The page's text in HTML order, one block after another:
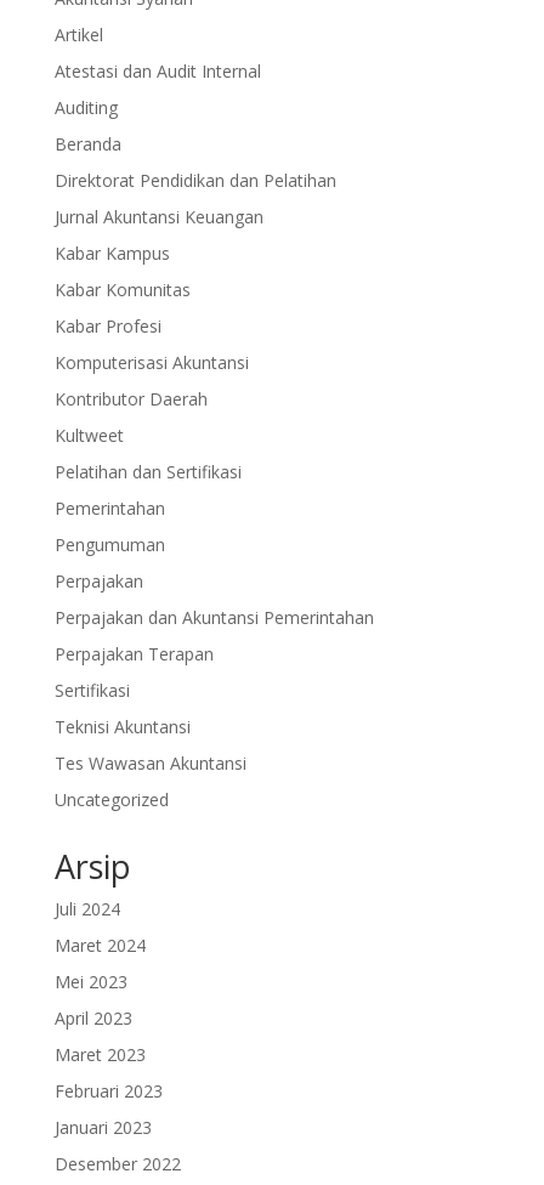
Artikel
Atestasi dan Audit Internal
Auditing
Beranda
Direktorat Pendidikan dan Pelatihan
Jurnal Akuntansi Keuangan
Kabar Kampus
Kabar Komunitas
Kabar Profesi
Komputerisasi Akuntansi
Kontributor Daerah
Kultweet
Pelatihan dan Sertifikasi
Pemerintahan
Pengumuman
Perpajakan
Perpajakan dan Akuntansi Pemerintahan
Perpajakan Terapan
Sertifikasi
Teknisi Akuntansi
Tes Wawasan Akuntansi
Uncategorized
Arsip
Juli 2024
Maret 2024
Mei 2023
April 2023
Maret 2023
Februari 2023
Januari 2023
Desember 2022